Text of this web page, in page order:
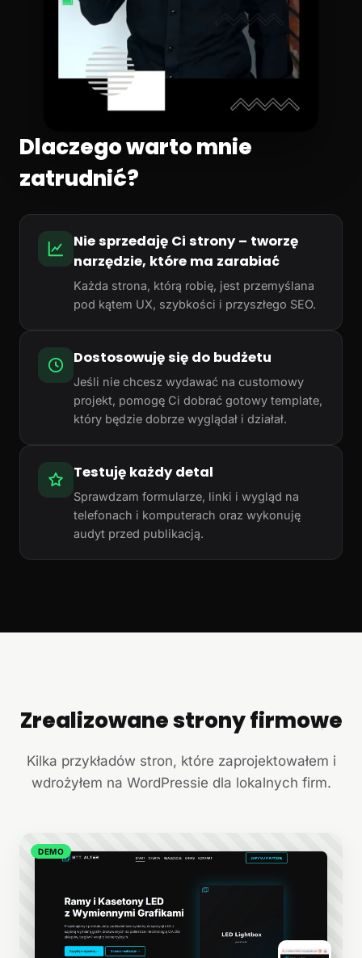
Dlaczego warto mnie
zatrudnić?
Nie sprzedaję Ci strony – tworzę
narzędzie, które ma zarabiać
Każda strona, którą robię, jest przemyślana
pod kątem UX, szybkości i przyszłego SEO.
Dostosowuję się do budżetu
Jeśli nie chcesz wydawać na customowy
projekt, pomogę Ci dobrać gotowy template,
który będzie dobrze wyglądał i działał.
Testuję każdy detal
Sprawdzam formularze, linki i wygląd na
telefonach i komputerach oraz wykonuję
audyt przed publikacją.
+
Zrealizowane strony firmowe
Kilka przykładów stron, które zaprojektowałem i
wdrożyłem na WordPressie dla lokalnych firm.
DEMO